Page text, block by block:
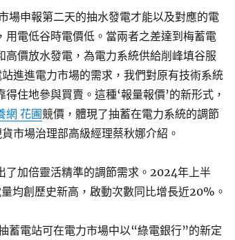
場申報第二天的抽水發電才能以及對應的電
電低谷時電價低。當兩者之差達到梅蓄電
價放水發電，為電力系統供給削峰填谷服
進進電力市場的需求，我們對原有技術系統
住地參與買賣。這種‘報量報價’的新形式，
網 花圃競價，體現了抽蓄在電力系統的調節
市場治理部高級經理蔡秋娜介紹。
了加倍靈活精準的調節需求。2024年上半
均創歷史新高，啟動次數同比增長近20%。
蓄電站可在電力市場中以“綠電銀行”的新定